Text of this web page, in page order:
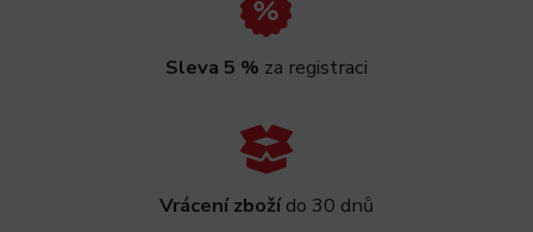
Sleva 5 % za registraci
Vrácení zbožído 30 dnů